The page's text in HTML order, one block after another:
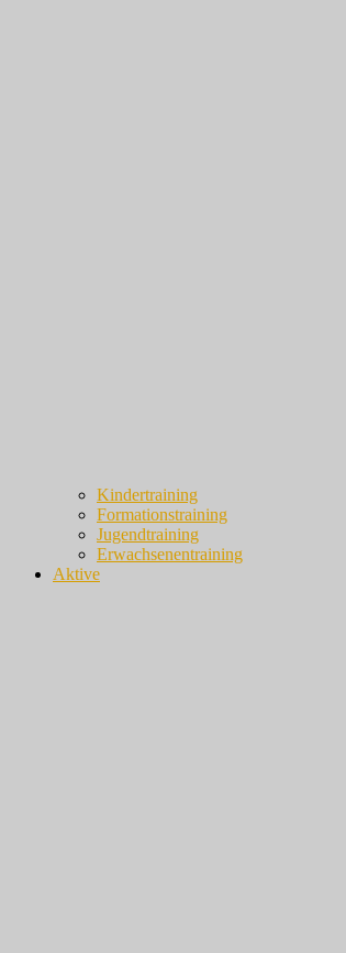
Kindertraining
Formationstraining
Jugendtraining
Erwachsenentraining
Aktive